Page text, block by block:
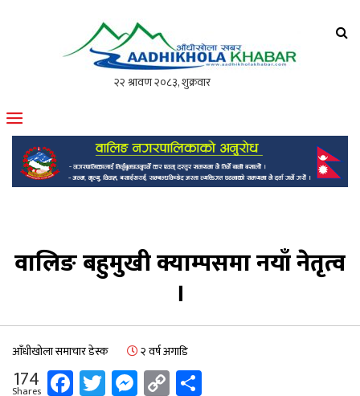
मोफसलकै लोकप्रिय अनलाइन पत्रिका
वालिङ बहुमुखी क्याम्पसमा नयाँ नेतृत्व
।
आँधीखोला समाचार डेस्क २ वर्ष अगाडि
174
Shares Facebook
Twitter
Messenger
Copy